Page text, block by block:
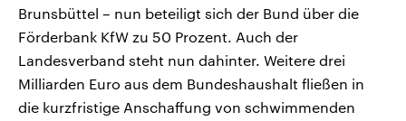
Brunsbüttel – nun beteiligt sich der Bund über die
Förderbank KfW zu 50 Prozent. Auch der
Landesverband steht nun dahinter. Weitere drei
Milliarden Euro aus dem Bundeshaushalt fließen in
die kurzfristige Anschaffung von schwimmenden